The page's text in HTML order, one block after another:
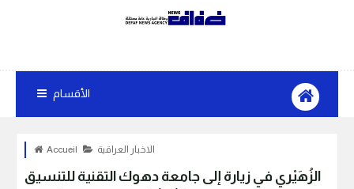
الأقسام
Accueil الاخبار العراقية
الزُهَيْري في زيارة إلى جامعة دهوك التقنية للتنسيق